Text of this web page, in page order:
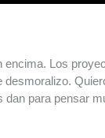
Los
para pensar